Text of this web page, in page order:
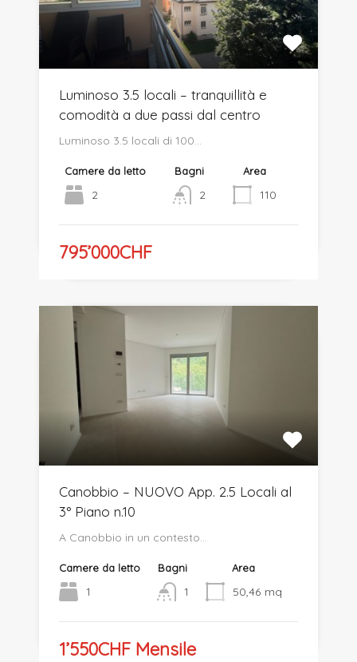
Luminoso 3.5 locali – tranquillità e
comodità a due passi dal centro
Luminoso 3.5 locali di 100…
Camere da letto
2
Bagni
2
Area
110
795’000CHF
Canobbio – NUOVO App. 2.5 Locali al
3° Piano n.10
A Canobbio in un contesto…
Camere da letto
1
Bagni
1
Area
50,46 mq
1’550CHF Mensile